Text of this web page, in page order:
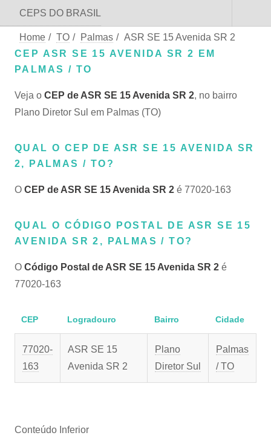
CEPS DO BRASIL
Home / TO / Palmas / ASR SE 15 Avenida SR 2
CEP ASR SE 15 AVENIDA SR 2 EM
PALMAS / TO
Veja o CEP de ASR SE 15 Avenida SR 2, no bairro
Plano Diretor Sul em Palmas (TO)
QUAL O CEP DE ASR SE 15 AVENIDA SR
2, PALMAS / TO?
O CEP de ASR SE 15 Avenida SR 2 é 77020-163
QUAL O CÓDIGO POSTAL DE ASR SE 15
AVENIDA SR 2, PALMAS / TO?
O Código Postal de ASR SE 15 Avenida SR 2 é
77020-163
CEP Logradouro Bairro Cidade
77020-
163
ASR SE 15
Avenida SR 2
Plano
Diretor Sul
Palmas
/ TO
Conteúdo Inferior